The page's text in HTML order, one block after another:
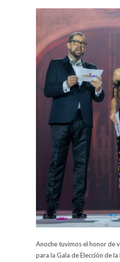
Anoche tuvimos el honor de
para la Gala de Elección de